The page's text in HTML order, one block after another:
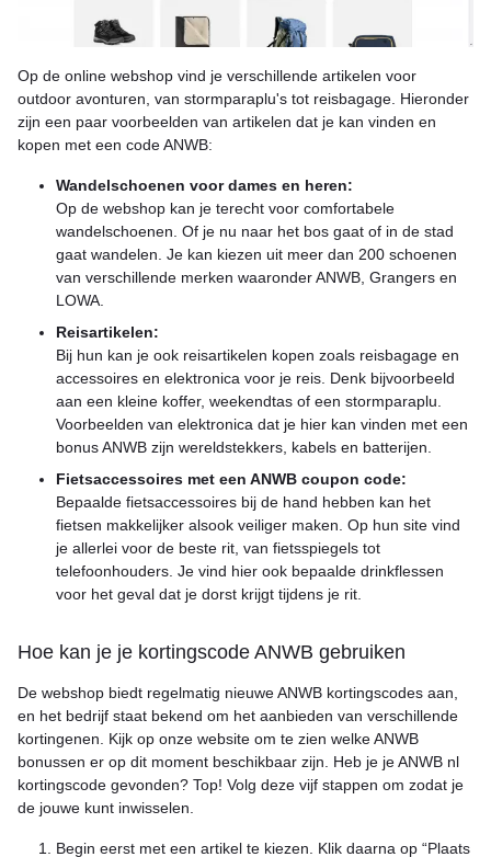
Op de online webshop vind je verschillende artikelen voor
outdoor avonturen, van stormparaplu's tot reisbagage. Hieronder
zijn een paar voorbeelden van artikelen dat je kan vinden en
kopen met een code ANWB:
Wandelschoenen voor dames en heren:
Op de webshop kan je terecht voor comfortabele
wandelschoenen. Of je nu naar het bos gaat of in de stad
gaat wandelen. Je kan kiezen uit meer dan 200 schoenen
van verschillende merken waaronder ANWB, Grangers en
LOWA.
Reisartikelen:
Bij hun kan je ook reisartikelen kopen zoals reisbagage en
accessoires en elektronica voor je reis. Denk bijvoorbeeld
aan een kleine koffer, weekendtas of een stormparaplu.
Voorbeelden van elektronica dat je hier kan vinden met een
bonus ANWB zijn wereldstekkers, kabels en batterijen.
Fietsaccessoires met een ANWB coupon code:
Bepaalde fietsaccessoires bij de hand hebben kan het
fietsen makkelijker alsook veiliger maken. Op hun site vind
je allerlei voor de beste rit, van fietsspiegels tot
telefoonhouders. Je vind hier ook bepaalde drinkflessen
voor het geval dat je dorst krijgt tijdens je rit.
Hoe kan je je kortingscode ANWB gebruiken
De webshop biedt regelmatig nieuwe ANWB kortingscodes aan,
en het bedrijf staat bekend om het aanbieden van verschillende
kortingenen. Kijk op onze website om te zien welke ANWB
bonussen er op dit moment beschikbaar zijn. Heb je je ANWB nl
kortingscode gevonden? Top! Volg deze vijf stappen om zodat je
de jouwe kunt inwisselen.
Begin eerst met een artikel te kiezen. Klik daarna op “Plaats